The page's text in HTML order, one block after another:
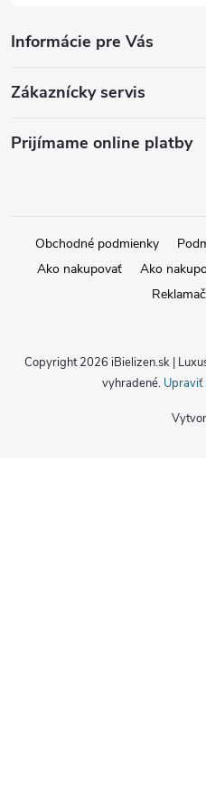
Informácie pre Vás
Zákaznícky servis
Prijímame online platby
Obchodné podmienky
Ako nakupovať
Ako
Copyright 2026 iBielizen.sk |
vyhradené. Upraviť